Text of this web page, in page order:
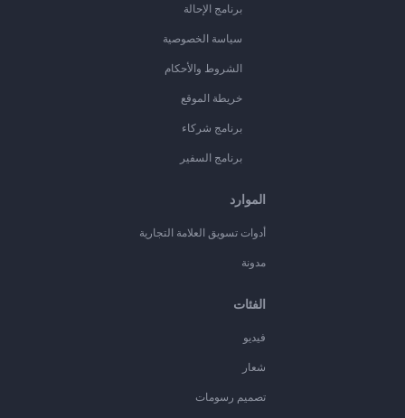
برنامج الإحالة
سياسة الخصوصية
الشروط والأحكام
خريطة الموقع
برنامج شركاء
برنامج السفير
الموارد
أدوات تسويق العلامة التجارية
مدونة
الفئات
فيديو
شعار
تصميم رسومات